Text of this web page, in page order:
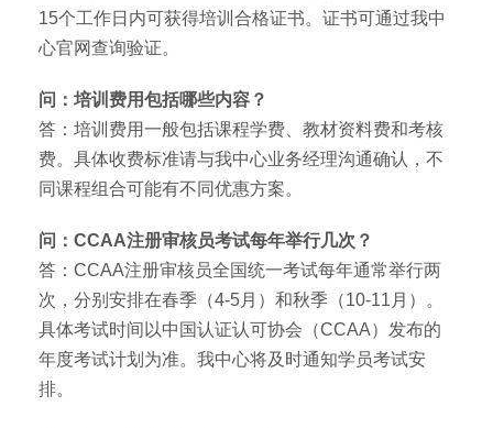
15个工作日内可获得培训合格证书。证书可通过我中
心官网查询验证。
问：培训费用包括哪些内容？
答：培训费用一般包括课程学费、教材资料费和考核
费。具体收费标准请与我中心业务经理沟通确认，不
同课程组合可能有不同优惠方案。
问：CCAA注册审核员考试每年举行几次？
答：CCAA注册审核员全国统一考试每年通常举行两
次，分别安排在春季（4-5月）和秋季（10-11月）。
具体考试时间以中国认证认可协会（CCAA）发布的
年度考试计划为准。我中心将及时通知学员考试安
排。